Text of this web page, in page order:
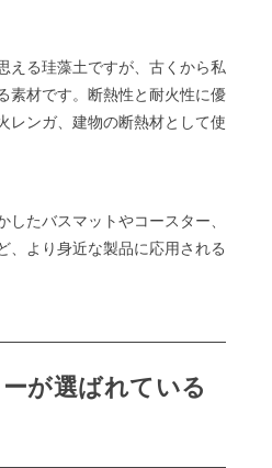
える珪藻土ですが、古くから私
素材です。断熱性と耐火性に優
レンガ、建物の断熱材として使
たバスマットやコースター、
、より身近な製品に応用される
が選ばれている